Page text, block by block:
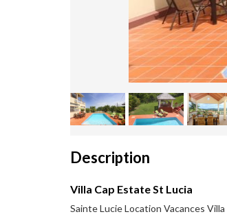
Description
Villa Cap Estate St Lucia
Sainte Lucie Location Vacances